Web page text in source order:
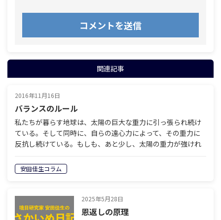
関連記事
2016年11月16日
バランスのルール
私たちが暮らす地球は、太陽の巨大な重力に引っ張られ続け
ている。そして同時に、自らの遠心力によって、その重力に
反抗し続けている。もしも、あと少し、太陽の重力が強けれ
心力…
安田佳生コラム
2025年5月28日
恩返しの原理